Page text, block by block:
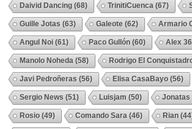
Daivid Dancing (68) TrinitiCuenca (67)
Guille Jotas (63) Galeote (62) Armario
Angul Noi (61) Paco Gullón (60) Alex
Manolo Noheda (58) Rodrigo El
Javi Pedroñeras (56) Elisa CasaBayo (56)
Sergio News (51) Luisjam (50) Jonatas
Rosio (49) Comando Sara (46) Rian